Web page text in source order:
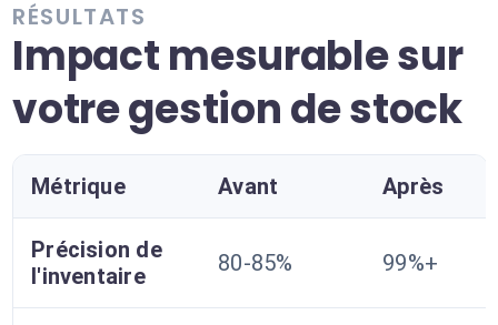
RÉSULTATS
Impact mesurable sur
votre gestion de stock
Métrique Avant Après
Précision de
l'inventaire
80-85% 99%+